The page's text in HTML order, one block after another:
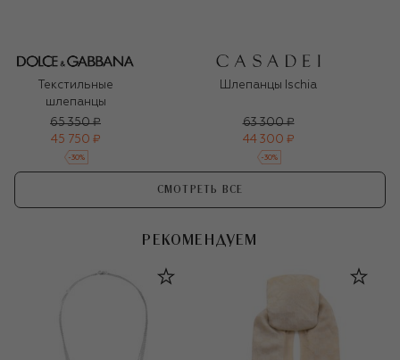
Текстильные
шлепанцы
65 350 ₽
45 750 ₽
-30%
Шлепанцы Ischia
63 300 ₽
44 300 ₽
-30%
СМОТРЕТЬ ВСЕ
РЕКОМЕНДУЕМ